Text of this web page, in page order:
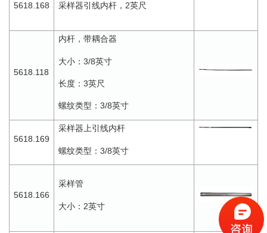
5618.168 采样器引线内杆， 2英尺
5618.118
内杆，带耦合器
大小： 3/8英寸
长度： 3英尺
螺纹类型： 3/8英寸
5618.169
采样器上引线内杆
螺纹类型： 3/8英寸
5618.166
采样管
大小： 2英寸